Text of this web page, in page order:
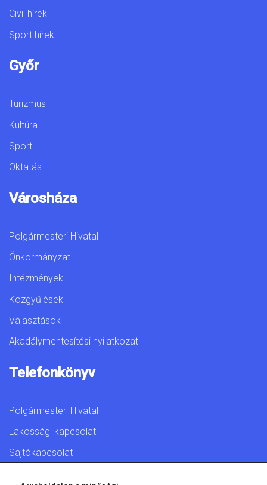
Civil hírek
Sport hírek
Győr
Turizmus
Kultúra
Sport
Oktatás
Városháza
Polgármesteri Hivatal
Önkormányzat
Intézmények
Közgyűlések
Választások
Akadálymentesítési nyilatkozat
Telefonkönyv
Polgármesteri Hivatal
Lakossági kapcsolat
Sajtókapcsolat